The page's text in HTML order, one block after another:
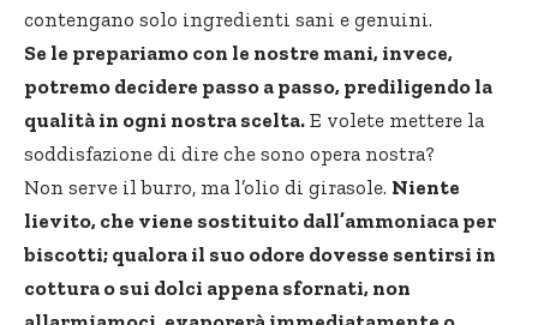
contengano solo ingredienti sani e genuini.
Se le prepariamo con le nostre mani, invece,
potremo decidere passo a passo, prediligendo la
qualità in ogni nostra scelta. E volete mettere la
soddisfazione di dire che sono opera nostra?
Non serve il burro, ma l’olio di girasole. Niente
lievito, che viene sostituito dall’ammoniaca per
biscotti; qualora il suo odore dovesse sentirsi in
cottura o sui dolci appena sfornati, non